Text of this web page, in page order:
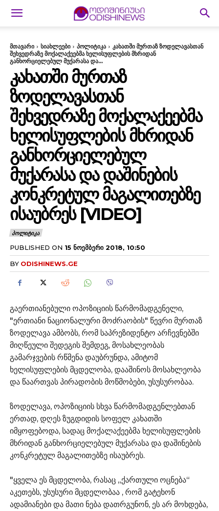
მთავარი სიახლეები პოლიტიკა
კახათში მურთაზ ზოდელავასთან
შეხვედრაზე მოქალაქეებმა ხელისუფლების მხრიდან
განხორციელებულ მუქარასა და...
ᲙᲐᲮᲐᲗᲨᲘ ᲛᲣᲠᲗᲐᲖ
ᲖᲝᲓᲔᲚᲐᲕᲐᲡᲗᲐᲜ
ᲨᲔᲮᲕᲔᲓᲠᲐᲖᲔ ᲛᲝᲥᲐᲚᲐᲥᲔᲔᲑᲛᲐ
ᲮᲔᲚᲘᲡᲣᲤᲚᲔᲑᲘᲡ ᲛᲮᲠᲘᲓᲐᲜ
ᲒᲐᲜᲮᲝᲠᲪᲘᲔᲚᲔᲑᲣᲚ
ᲛᲣᲥᲐᲠᲐᲡᲐ ᲓᲐ ᲓᲐᲨᲘᲜᲔᲑᲘᲡ
ᲙᲝᲜᲙᲠᲔᲢᲣᲚ ᲛᲐᲒᲐᲚᲘᲗᲔᲑᲖᲔ
ᲘᲡᲐᲣᲑᲠᲔᲡ [VIDEO]
ᲞᲝᲚᲘᲢᲘᲙᲐ
PUBLISHED ON 15 ᲜᲝᲔᲛᲑᲔᲠᲘ 2018, 10:50
BY ODISHINEWS.GE
გაერთიანებული ოპოზიციის წარმომადგენელი,
"ერთიანი ნაციონალური მოძრაობის" წევრი მურთაზ
ზოდელავა ამბობს, რომ საპრეზიდენტო არჩევნებში
მიღწეული შედეგის შემდეგ, მოსახლეობას
გამარჯვების რწმენა დაუბრუნდა, ამიტომ
ხელისუფლების მცდელობა, დააშინოს მოსახლეობა
და წაართვას პირადობის მოწმობები, უსუსურობაა.
ზოდელავა, ოპოზიციის სხვა წარმომადგენლებთან
ერთად, დღეს ზუგდიდის სოფელ კახათში
იმყოფებოდა, სადაც მოქალაქეებმა ხელისუფლების
მხრიდან განხორციელებულ მუქარასა და დაშინების
კონკრეტულ მაგალითებზე ისაუბრეს.
"ყველა ეს მცდელობა, რასაც „ქართული ოცნება“
აკეთებს, უსუსური მცდელობაა , რომ გატეხონ
ადამიანები და მათი ნება დათრგუნონ, ეს არ მოხდება,